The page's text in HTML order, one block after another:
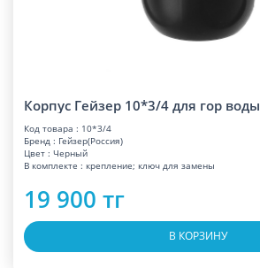
Корпус Гейзер 10*3/4 для гор воды
Код товара : 10*3/4
Бренд : Гейзер(Россия)
Цвет : Черный
В комплекте : крепление; ключ для замены
19 900 тг
В КОРЗИНУ